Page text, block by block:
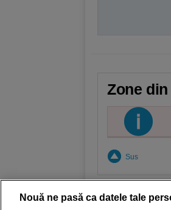
Zone
Sus
Nouă ne pasă ca datele tale